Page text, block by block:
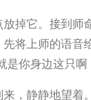
掉它。接到师
将上师的语音
是你身边这只啊
，静静地望着